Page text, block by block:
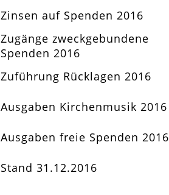
Zinsen auf Spenden 2016
Zugänge zweckgebundene
Spenden 2016
Zuführung Rücklagen 2016
Ausgaben Kirchenmusik 2016
Ausgaben freie Spenden 2016
Stand 31.12.2016